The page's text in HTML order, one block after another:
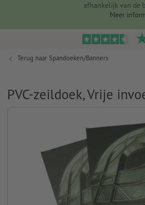
afhankelijk van de
Meer
Terug naar Spandoeken/Banners
PVC-zeildoek, Vrije